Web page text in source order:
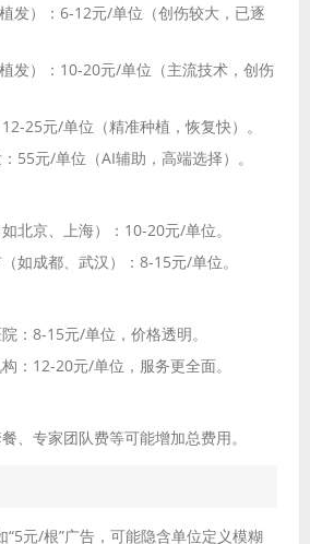
发）
：6-12元/单位（创伤较大，已逐
发）
：10-20元/单位（主流技术，创伤
12-25元/单位（精准种植，恢复快）。
：55元/单位（AI辅助，高端选择）。
如北京、上海）：10-20元/单位。
（如成都、武汉）：8-15元/单位。
：8-15元/单位，价格透明。
：12-20元/单位，服务更全面。
、专家团队费等可能增加总费用。
“5元/根”广告，可能隐含单位定义模糊